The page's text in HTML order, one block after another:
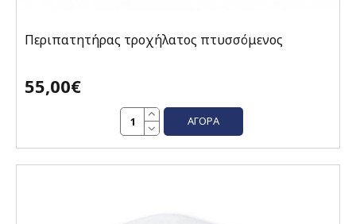
Περιπατητήρας τροχήλατος πτυσσόμενος
55,00€
ΑΓΟΡΆ